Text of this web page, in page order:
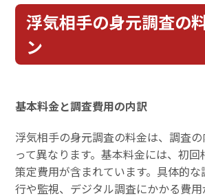
浮気相手の身元調査の
ン
基本料金と調査費用の内訳
浮気相手の身元調査の料金は、調査
って異なります。基本料金には、初
策定費用が含まれています。具体的
行や監視、デジタル調査にかかる費